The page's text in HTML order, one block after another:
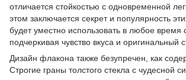
отличается стойкостью с одновременной
этом заключается секрет и популярность
будет уместно использовать в любое время
подчеркивая чувство вкуса и оригинальный
Дизайн флакона также безупречен, как
Строгие граны толстого стекла с чудесной